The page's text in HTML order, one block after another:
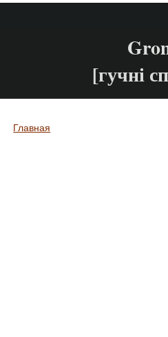
[гучні
Вы здесь
Главная